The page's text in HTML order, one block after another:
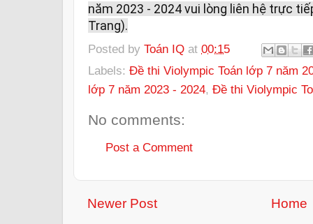
năm 2023 - 2024 vui lòng liên hệ trực
Trang).
Posted by Toán IQ at 00:15
Labels: Đề thi Violympic Toán lớp 7 năm
lớp 7 năm 2023 - 2024, Đề thi Violympic
No comments:
Post a Comment
Newer Post Home